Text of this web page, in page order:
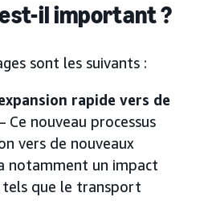
il important ?
sont les suivants :
rapide vers de
Ce nouveau processus
vers de nouveaux
notamment un impact
tels que le transport